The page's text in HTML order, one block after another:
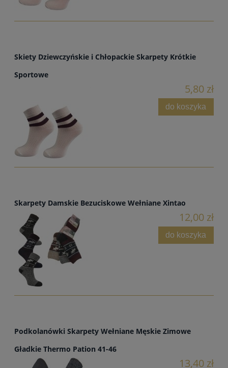
Skiety Dziewczyńskie i Chłopackie Skarpety Krótkie
Sportowe
5,80 zł
do koszyka
Skarpety Damskie Bezuciskowe Wełniane Xintao
12,00 zł
do koszyka
Podkolanówki Skarpety Wełniane Męskie Zimowe
Gładkie Thermo Pation 41-46
13,40 zł